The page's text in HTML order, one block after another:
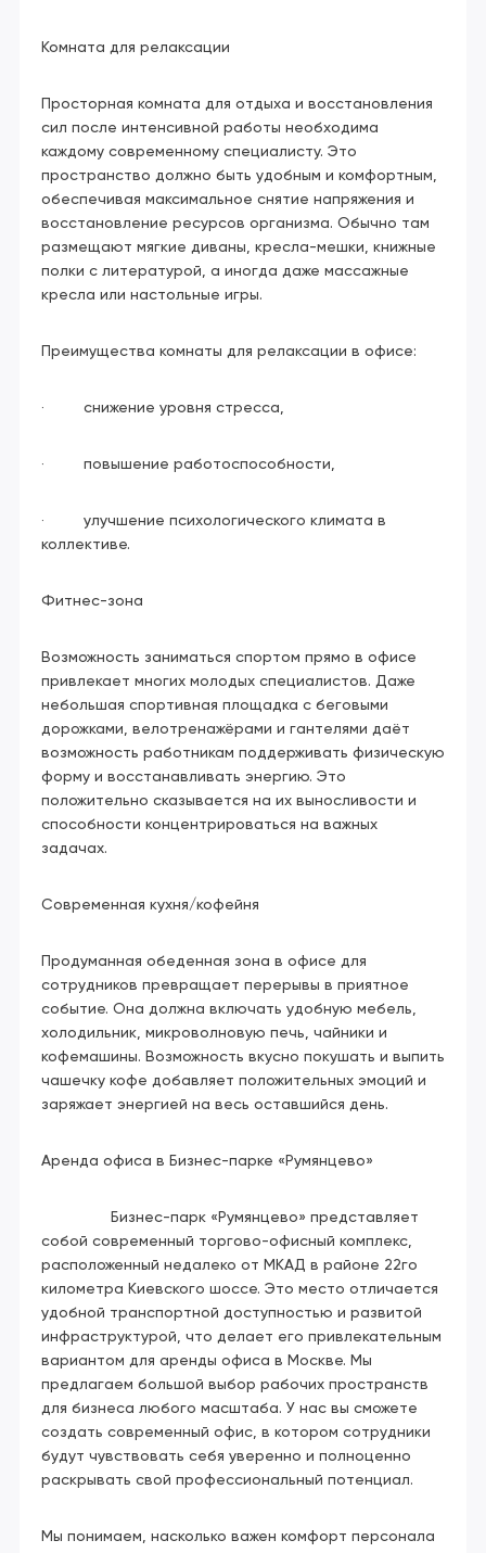
Комната для релаксации
Просторная комната для отдыха и восстановления
сил после интенсивной работы необходима
каждому современному специалисту. Это
пространство должно быть удобным и комфортным,
обеспечивая максимальное снятие напряжения и
восстановление ресурсов организма. Обычно там
размещают мягкие диваны, кресла-мешки, книжные
полки с литературой, а иногда даже массажные
кресла или настольные игры.
Преимущества комнаты для релаксации в офисе:
· снижение уровня стресса,
· повышение работоспособности,
· улучшение психологического климата в
коллективе.
Фитнес-зона
Возможность заниматься спортом прямо в офисе
привлекает многих молодых специалистов. Даже
небольшая спортивная площадка с беговыми
дорожками, велотренажёрами и гантелями даёт
возможность работникам поддерживать физическую
форму и восстанавливать энергию. Это
положительно сказывается на их выносливости и
способности концентрироваться на важных
задачах.
Современная кухня/кофейня
Продуманная обеденная зона в офисе для
сотрудников превращает перерывы в приятное
событие. Она должна включать удобную мебель,
холодильник, микроволновую печь, чайники и
кофемашины. Возможность вкусно покушать и выпить
чашечку кофе добавляет положительных эмоций и
заряжает энергией на весь оставшийся день.
Аренда офиса в Бизнес-парке «Румянцево»
Бизнес-парк «Румянцево» представляет
собой современный торгово-офисный комплекс,
расположенный недалеко от МКАД в районе 22го
километра Киевского шоссе. Это место отличается
удобной транспортной доступностью и развитой
инфраструктурой, что делает его привлекательным
вариантом для аренды офиса в Москве. Мы
предлагаем большой выбор рабочих пространств
для бизнеса любого масштаба. У нас вы сможете
создать современный офис, в котором сотрудники
будут чувствовать себя уверенно и полноценно
раскрывать свой профессиональный потенциал.
Мы понимаем, насколько важен комфорт персонала